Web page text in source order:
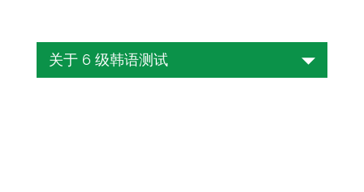
关于 6 级韩语测试